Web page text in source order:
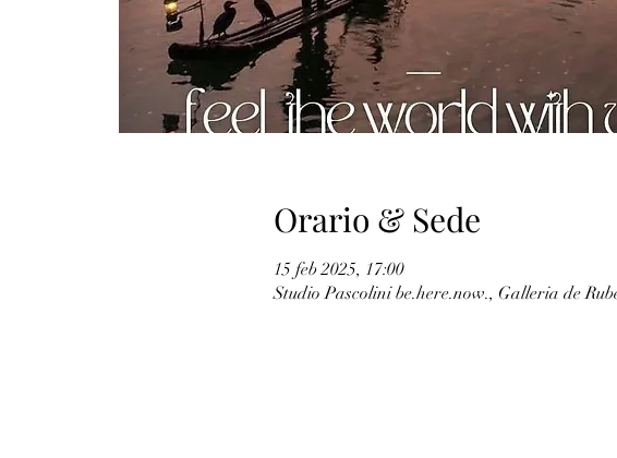
Orario & Sede
15 feb 2025, 17:00
Studio Pascolini be.here.now., Galleria de